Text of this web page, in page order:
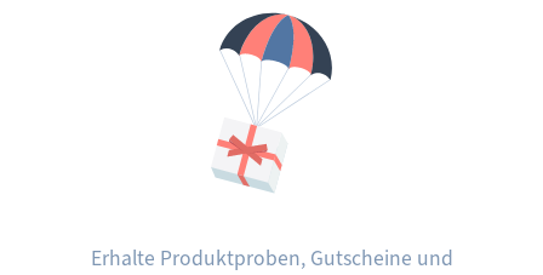
Erhalte Produktproben, Gutscheine und